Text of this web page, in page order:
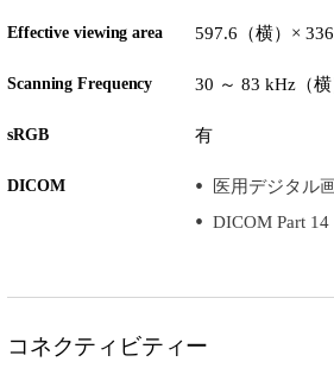
Effective viewing area 597.6（横）×
Scanning Frequency 30 ～ 83 kHz（横
sRGB 有
DICOM
医用デジタル
DICOM Part 14
コネクティビティー